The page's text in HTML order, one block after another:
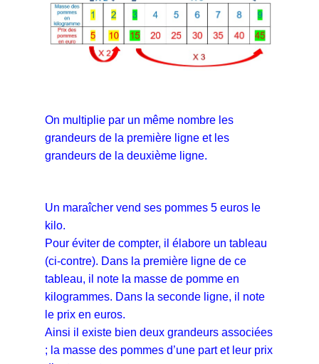
On multiplie par un même nombre les
grandeurs de la première ligne et les
grandeurs de la deuxième ligne.
Un maraîcher vend ses pommes 5 euros le
kilo.
Pour éviter de compter, il élabore un tableau
(ci-contre). Dans la première ligne de ce
tableau, il note la masse de pomme en
kilogrammes. Dans la seconde ligne, il note
le prix en euros.
Ainsi il existe bien deux grandeurs associées
; la masse des pommes d’une part et leur prix